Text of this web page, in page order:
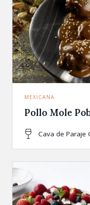
MEXICANA
Pollo Mole
Cava de Paraje